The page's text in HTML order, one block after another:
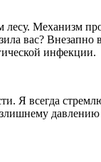
лесу. Механизм
вас?
инфекции.
Я всегда